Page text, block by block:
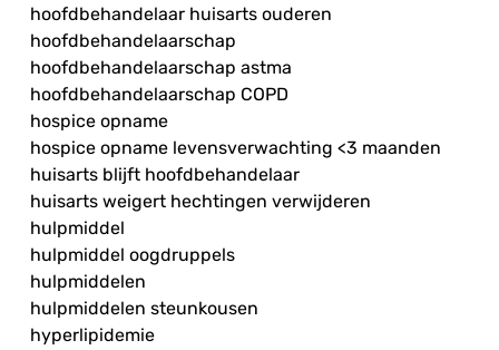
hoofdbehandelaar huisarts ouderen
hoofdbehandelaarschap
hoofdbehandelaarschap astma
hoofdbehandelaarschap COPD
hospice opname
hospice opname levensverwachting <3 maanden
huisarts blijft hoofdbehandelaar
huisarts weigert hechtingen verwijderen
hulpmiddel
hulpmiddel oogdruppels
hulpmiddelen
hulpmiddelen steunkousen
hyperlipidemie